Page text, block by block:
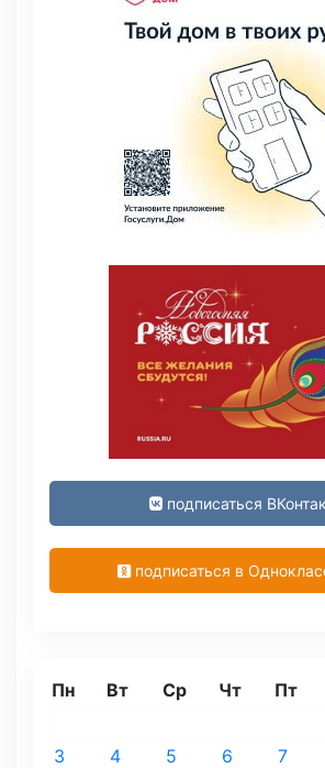
подписаться
подписаться в
Пн Вт Ср Чт Пт
3
4 5 6 7